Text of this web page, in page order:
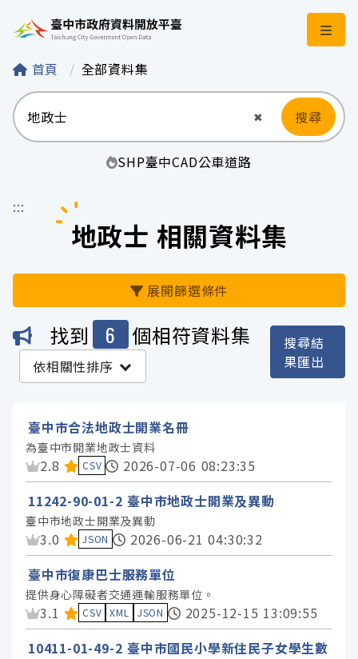
臺中市政府資料開
首頁 全部資料集
✖ 清空輸入
搜尋
SHP臺中CAD公車道路
:::
地政士 相關資料集
展開篩選條件
機關
臺中市政府教育局 (1)
臺中市政府文化局 (1)
臺中市政府社會局 (1)
服務分類
格式
標籤
找到 6 個相符資料集
依相關性排序
搜尋結
果匯出
臺中市合法地政士開業名冊
為臺中市開業地政士資料
資料集評分：
2.8 CSV
2026-07-06 08:23:35
11242-90-01-2 臺中市地政士開業及異動
臺中市地政士開業及異動
資料集評分：
3.0 JSON
2026-06-21 04:30:32
臺中市復康巴士服務單位
提供身心障礙者交通運輸服務單位。
資料集評分：
3.1 CSV XML JSON
2025-12-15 13:09:55
10411-01-49-2 臺中市國民小學新住民子女學生數